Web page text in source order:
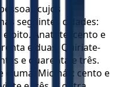
cujos
seguintes cidades:
e oito. Anatote: cento e
e duas. Quiriate-
e quarenta e três.
e uma. Micmás: cento e